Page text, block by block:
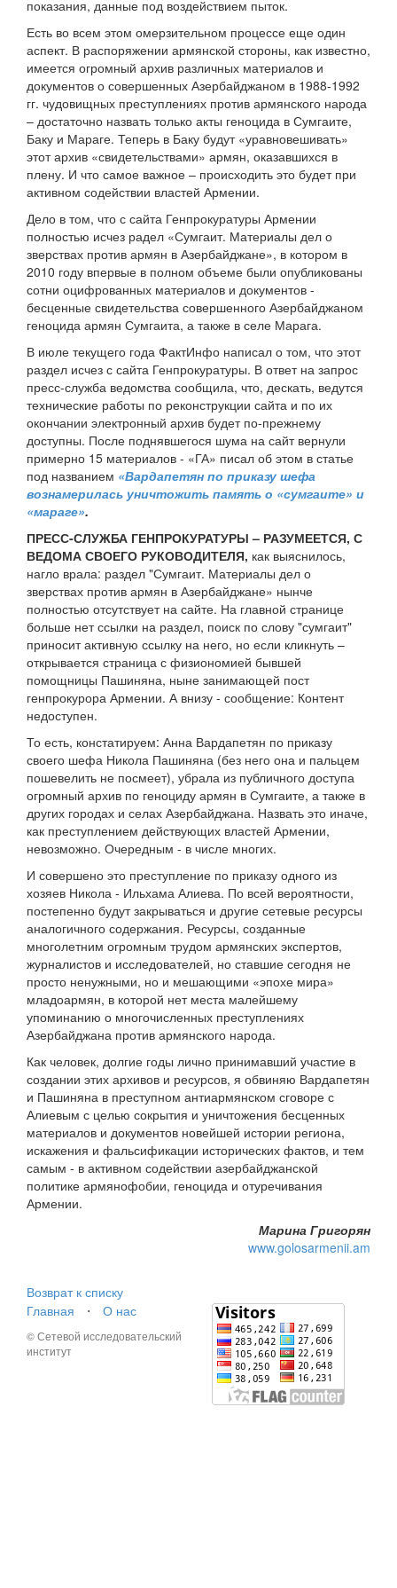
показания, данные под воздействием пыток.
Есть во всем этом омерзительном процессе еще один
аспект. В распоряжении армянской стороны, как известно,
имеется огромный архив различных материалов и
документов о совершенных Азербайджаном в 1988-1992
гг. чудовищных преступлениях против армянского народа
– достаточно назвать только акты геноцида в Сумгаите,
Баку и Мараге. Теперь в Баку будут «уравновешивать»
этот архив «свидетельствами» армян, оказавшихся в
плену. И что самое важное – происходить это будет при
активном содействии властей Армении.
Дело в том, что с сайта Генпрокуратуры Армении
полностью исчез радел «Сумгаит. Материалы дел о
зверствах против армян в Азербайджане», в котором в
2010 году впервые в полном объеме были опубликованы
сотни оцифрованных материалов и документов -
бесценные свидетельства совершенного Азербайджаном
геноцида армян Сумгаита, а также в селе Марага.
В июле текущего года ФактИнфо написал о том, что этот
раздел исчез с сайта Генпрокуратуры. В ответ на запрос
пресс-служба ведомства сообщила, что, дескать, ведутся
технические работы по реконструкции сайта и по их
окончании электронный архив будет по-прежнему
доступны. После поднявшегося шума на сайт вернули
примерно 15 материалов - «ГА» писал об этом в статье
под названием «Вардапетян по приказу шефа
вознамерилась уничтожить память о «сумгаите» и
«мараге».
ПРЕСС-СЛУЖБА ГЕНПРОКУРАТУРЫ – РАЗУМЕЕТСЯ, С
ВЕДОМА СВОЕГО РУКОВОДИТЕЛЯ, как выяснилось,
нагло врала: раздел "Сумгаит. Материалы дел о
зверствах против армян в Азербайджане» нынче
полностью отсутствует на сайте. На главной странице
больше нет ссылки на раздел, поиск по слову "сумгаит"
приносит активную ссылку на него, но если кликнуть –
открывается страница с физиономией бывшей
помощницы Пашиняна, ныне занимающей пост
генпрокурора Армении. А внизу - сообщение: Контент
недоступен.
То есть, констатируем: Анна Вардапетян по приказу
своего шефа Никола Пашиняна (без него она и пальцем
пошевелить не посмеет), убрала из публичного доступа
огромный архив по геноциду армян в Сумгаите, а также в
других городах и селах Азербайджана. Назвать это иначе,
как преступлением действующих властей Армении,
невозможно. Очередным - в числе многих.
И совершено это преступление по приказу одного из
хозяев Никола - Ильхама Алиева. По всей вероятности,
постепенно будут закрываться и другие сетевые ресурсы
аналогичного содержания. Ресурсы, созданные
многолетним огромным трудом армянских экспертов,
журналистов и исследователей, но ставшие сегодня не
просто ненужными, но и мешающими «эпохе мира»
младоармян, в которой нет места малейшему
упоминанию о многочисленных преступлениях
Азербайджана против армянского народа.
Как человек, долгие годы лично принимавший участие в
создании этих архивов и ресурсов, я обвиняю Вардапетян
и Пашиняна в преступном антиармянском сговоре с
Алиевым с целью сокрытия и уничтожения бесценных
материалов и документов новейшей истории региона,
искажения и фальсификации исторических фактов, и тем
самым - в активном содействии азербайджанской
политике армянофобии, геноцида и отуречивания
Армении.
Марина Григорян
www.golosarmenii.am
Возврат к списку
Главная
⋅ О нас
© Сетевой исследовательский
институт